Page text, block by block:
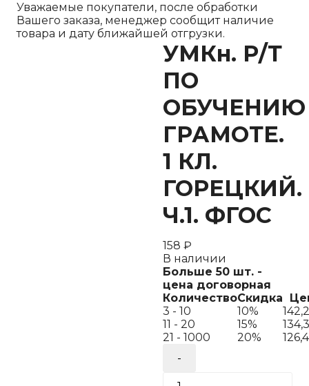
Уважаемые покупатели, после обработки
Вашего заказа, менеджер сообщит наличие
товара и дату ближайшей отгрузки.
УМКн. Р/Т
ПО
ОБУЧЕНИЮ
ГРАМОТЕ.
1 КЛ.
ГОРЕЦКИЙ.
Ч.1. ФГОС
158 ₽
В наличии
Больше 50 шт. -
цена договорная
КоличествоСкидка
3 - 10
10%
11 - 20
15%
21 - 1000
20%